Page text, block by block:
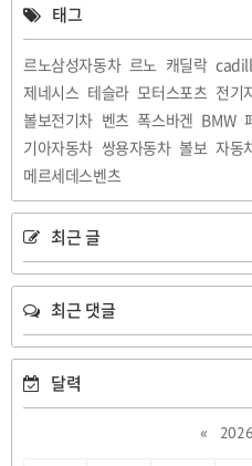
태그
르노삼성자동차 르노 캐딜락
제네시스 테슬라 모터스포츠 전기
볼보전기차 벤츠 폭스바겐 BMW
기아자동차 쌍용자동차 볼보 자동
메르세데스벤츠
최근 글
최근 댓글
달력
«